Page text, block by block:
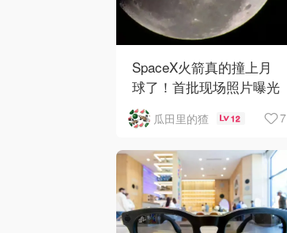
SpaceX火箭真的撞上月
球了！首批现场照片曝光
瓜田里的猹 12 7